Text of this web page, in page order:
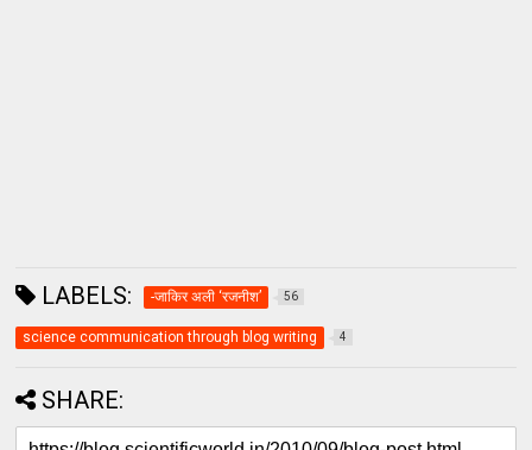
LABELS: -जाकिर अली ‘रजनीश’ 56
science communication through blog writing 4
SHARE: